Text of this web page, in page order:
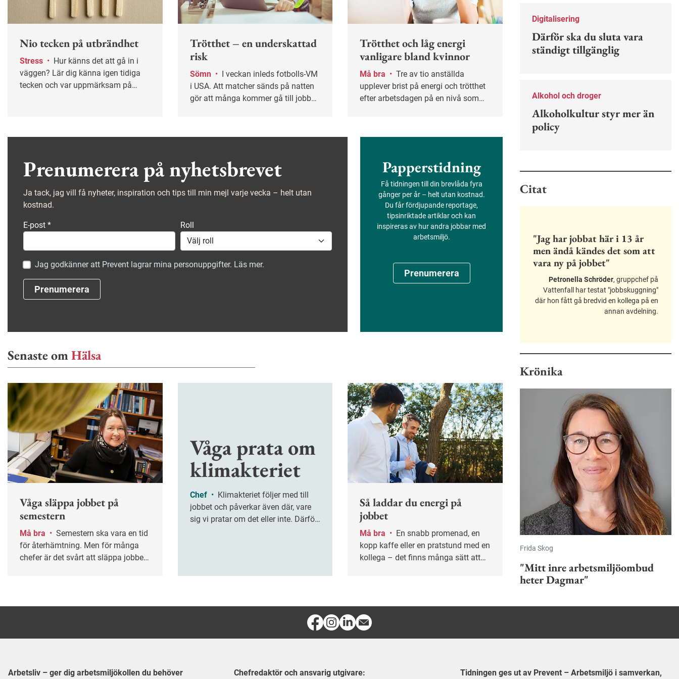
Nio tecken på utbrändhet
Stress •
väggen? Lär dig känna igen tidiga
tecken och var uppmärksam på
Trötthet – en underskattad
risk
Sömn •
i USA. Att matcher sänds på natten
gör att många kommer gå till jobbet
Trötthet och låg energi
vanligare bland kvinnor
Må bra • Tre av tio anställda
upplever brist på energi och trötthet
efter arbetsdagen på en nivå som
drabbade, visar en ny undersökning.
Prenumerera på nyhetsbrevet
Ja tack, jag vill få nyheter, inspiration och tips till min mejl varje vecka – helt utan
kostnad.
E-post * Roll
Jag godkänner att Prevent lagrar mina personuppgifter. Läs mer.
Prenumerera
Papperstidning
Få tidningen till din brevlåda fyra
gånger per år – helt utan kostnad.
Du får fördjupande reportage,
tipsinriktade artiklar och kan
inspireras av hur andra jobbar med
arbetsmiljö.
Prenumerera
Senaste omHälsa
Våga släppa jobbet på
semestern
Må bra •
för återhämtning. Men för många
chefer är det svårt att släppa jobbet
verkligen blir ledig? Nyckelordet är
Våga prata om
klimakteriet
Chef •
jobbet och påverkar även där, vare
sig vi pratar om det eller inte. Därför
Så laddar du energi på
jobbet
Må bra •
kopp kaffe eller en pratstund med en
kollega – det finns många sätt att
förebygga ohövligt beteende på
Digitalisering
Därför ska du sluta vara
ständigt tillgänglig
Alkohol och droger
Alkoholkultur styr mer än
policy
Citat
"Jag har jobbat här i 13 år
men ändå kändes det som att
vara ny på jobbet"
Petronella Schröder, gruppchef på
Vattenfall har testat "jobbskuggning"
där hon fått gå bredvid en kollega på en
annan avdelning.
Krönika
Frida Skog
"Mitt inre arbetsmiljöombud
heter Dagmar"
Arbetsliv – ger dig arbetsmiljökollen du behöver Chefredaktör och ansvarig utgivare: Tidningen ges ut av Prevent – Arbetsmiljö i samverkan,